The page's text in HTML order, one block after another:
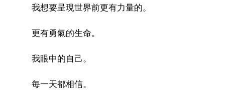
我想要呈現世界前更有力量的。
更有勇氣的生命。
我眼中的自己。
每一天都相信。